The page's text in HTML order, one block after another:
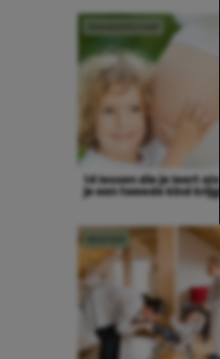
14 lessen die je leert als
je een tweede kind krijgt